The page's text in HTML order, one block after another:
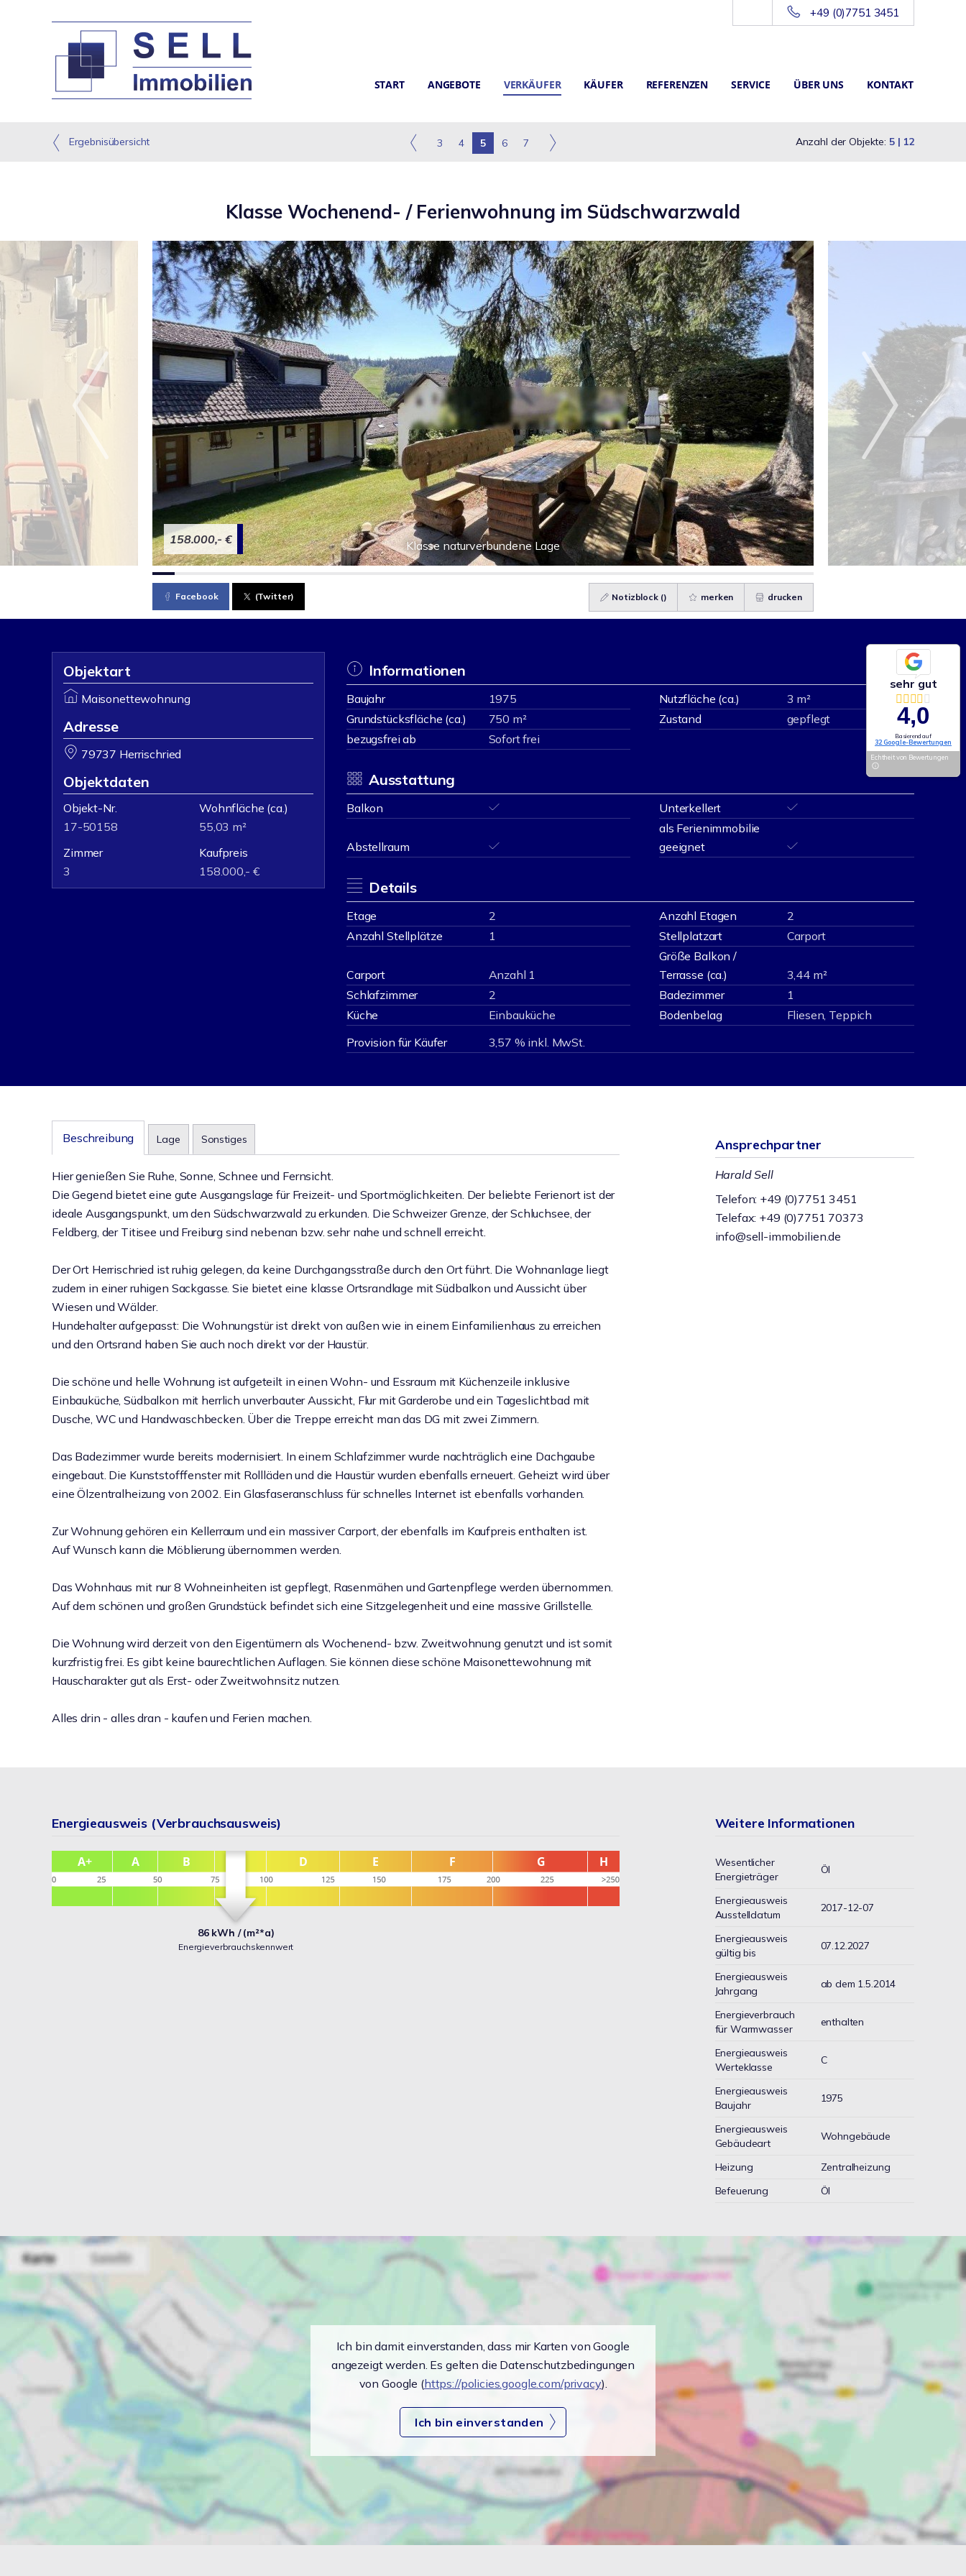
+49 (0)7751 3451
START ANGEBOTE VERKÄUFER KÄUFER REFERENZEN SERVICE ÜBER UNS KONTAKT
Ergebnisübersicht 3 4 5 6 7 Anzahl der Objekte: 5 | 12
Klasse Wochenend- / Ferienwohnung im Südschwarzwald
Klasse naturverbundene Lage
158.000,- €
Facebook (Twitter) Notizblock () merken drucken
Objektart
Maisonettewohnung
Adresse
79737 Herrischried
Objektdaten
Objekt-Nr.
17-50158
Wohnfläche (ca.)
55,03 m²
Zimmer
3
Kaufpreis
158.000,- €
Informationen
Baujahr 1975 Nutzfläche (ca.)
3 m²
Grundstücksfläche (ca.)
750 m² Zustand
gepflegt
bezugsfrei ab
Sofort frei
Ausstattung
Balkon Unterkellert
Abstellraum
als Ferienimmobilie
geeignet
Details
Etage 2 Anzahl Etagen
2
Anzahl Stellplätze
1 Stellplatzart Carport
Carport Anzahl 1
Größe Balkon /
Terrasse (ca.)
3,44 m²
Schlafzimmer
2 Badezimmer
1
Küche
Einbauküche Bodenbelag
Fliesen, Teppich
Provision für Käufer
3,57 % inkl. MwSt.
Beschreibung Lage Sonstiges
Hier genießen Sie Ruhe, Sonne, Schnee und Fernsicht.
Die Gegend bietet eine gute Ausgangslage für Freizeit- und Sportmöglichkeiten. Der beliebte Ferienort ist der
ideale Ausgangspunkt, um den Südschwarzwald zu erkunden. Die Schweizer Grenze, der Schluchsee, der
Feldberg, der Titisee und Freiburg sind nebenan bzw. sehr nahe und schnell erreicht.
Der Ort Herrischried ist ruhig gelegen, da keine Durchgangsstraße durch den Ort führt. Die Wohnanlage liegt
zudem in einer ruhigen Sackgasse. Sie bietet eine klasse Ortsrandlage mit Südbalkon und Aussicht über
Wiesen und Wälder.
Hundehalter aufgepasst: Die Wohnungstür ist direkt von außen wie in einem Einfamilienhaus zu erreichen
und den Ortsrand haben Sie auch noch direkt vor der Haustür.
Die schöne und helle Wohnung ist aufgeteilt in einen Wohn- und Essraum mit Küchenzeile inklusive
Einbauküche, Südbalkon mit herrlich unverbauter Aussicht, Flur mit Garderobe und ein Tageslichtbad mit
Dusche, WC und Handwaschbecken. Über die Treppe erreicht man das DG mit zwei Zimmern.
Das Badezimmer wurde bereits modernisiert. In einem Schlafzimmer wurde nachträglich eine Dachgaube
eingebaut. Die Kunststofffenster mit Rollläden und die Haustür wurden ebenfalls erneuert. Geheizt wird über
eine Ölzentralheizung von 2002. Ein Glasfaseranschluss für schnelles Internet ist ebenfalls vorhanden.
Zur Wohnung gehören ein Kellerraum und ein massiver Carport, der ebenfalls im Kaufpreis enthalten ist.
Auf Wunsch kann die Möblierung übernommen werden.
Das Wohnhaus mit nur 8 Wohneinheiten ist gepflegt, Rasenmähen und Gartenpflege werden übernommen.
Auf dem schönen und großen Grundstück befindet sich eine Sitzgelegenheit und eine massive Grillstelle.
Die Wohnung wird derzeit von den Eigentümern als Wochenend- bzw. Zweitwohnung genutzt und ist somit
kurzfristig frei. Es gibt keine baurechtlichen Auflagen. Sie können diese schöne Maisonettewohnung mit
Hauscharakter gut als Erst- oder Zweitwohnsitz nutzen.
Alles drin - alles dran - kaufen und Ferien machen.
Ansprechpartner
Harald Sell
Telefon: +49 (0)7751 3451
Telefax: +49 (0)7751 70373
info@sell-immobilien.de
Energieausweis (Verbrauchsausweis)
86 kWh / (m²*a)
Energieverbrauchskennwert
Weitere Informationen
Wesentlicher
Energieträger
Öl
Energieausweis
Ausstelldatum
2017-12-07
Energieausweis
gültig bis
07.12.2027
Energieausweis
Jahrgang
ab dem 1.5.2014
Energieverbrauch
für Warmwasser
enthalten
Energieausweis
Werteklasse
C
Energieausweis
Baujahr
1975
Energieausweis
Gebäudeart
Wohngebäude
Heizung
Zentralheizung
Befeuerung
Öl
Ich bin damit einverstanden, dass mir Karten von Google
angezeigt werden. Es gelten die Datenschutzbedingungen
von Google (https://policies.google.com/privacy).
Ich bin einverstanden
sehr gut
4,0
Basierend auf
32 Google-Bewertungen
Echtheit von Bewertungen